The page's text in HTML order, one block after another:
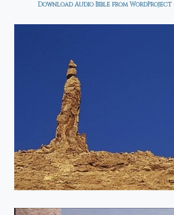
Download Audio Bible from WordProject